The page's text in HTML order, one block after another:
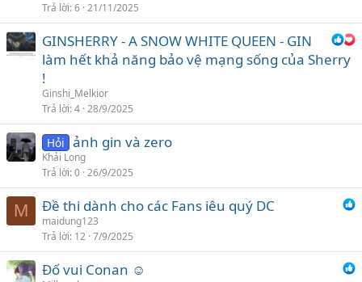
Trả lời 6 21/11/2025
GINSHERRY - A SNOW WHITE QUEEN - GIN
làm hết khả năng bảo vệ mạng sống của Sherry
!
Ginshi_Melkior
Trả lời 4 28/9/2025
Hỏi ảnh gin và zero
Khải Long
Trả lời 0 26/9/2025
M Đề thi dành cho các Fans iêu quý DC
maidung123
Trả lời 12 7/9/2025
Đố vui Conan ☺